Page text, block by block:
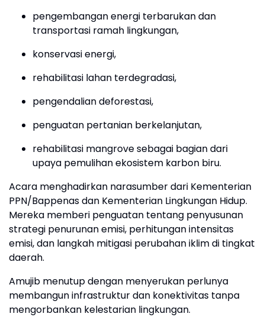
pengembangan energi terbarukan dan
transportasi ramah lingkungan,
konservasi energi,
rehabilitasi lahan terdegradasi,
pengendalian deforestasi,
penguatan pertanian berkelanjutan,
rehabilitasi mangrove sebagai bagian dari
upaya pemulihan ekosistem karbon biru.
Acara menghadirkan narasumber dari Kementerian
PPN/Bappenas dan Kementerian Lingkungan Hidup.
Mereka memberi penguatan tentang penyusunan
strategi penurunan emisi, perhitungan intensitas
emisi, dan langkah mitigasi perubahan iklim di tingkat
daerah.
Amujib menutup dengan menyerukan perlunya
membangun infrastruktur dan konektivitas tanpa
mengorbankan kelestarian lingkungan.